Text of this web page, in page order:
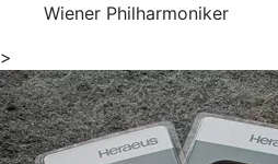
Wiener Philharmoniker
>